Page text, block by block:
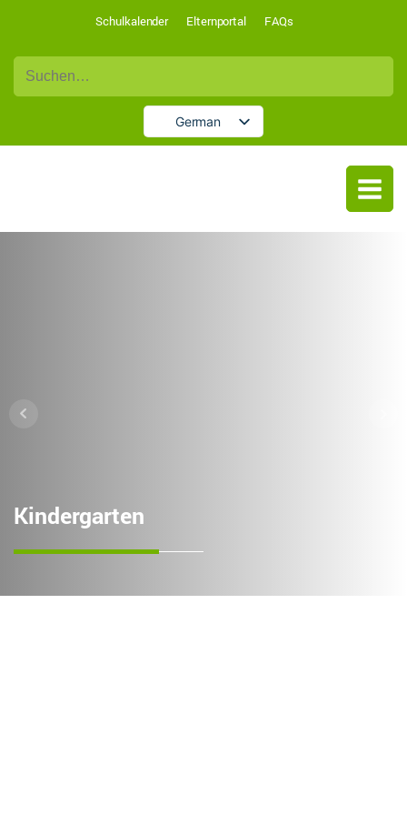
Schulkalender Elternportal FAQs
Suche
nach:
German
Kindergarten